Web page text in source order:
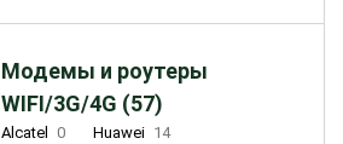
Модемы и роутеры
WIFI/3G/4G (57)
Alcatel 0 Huawei 14